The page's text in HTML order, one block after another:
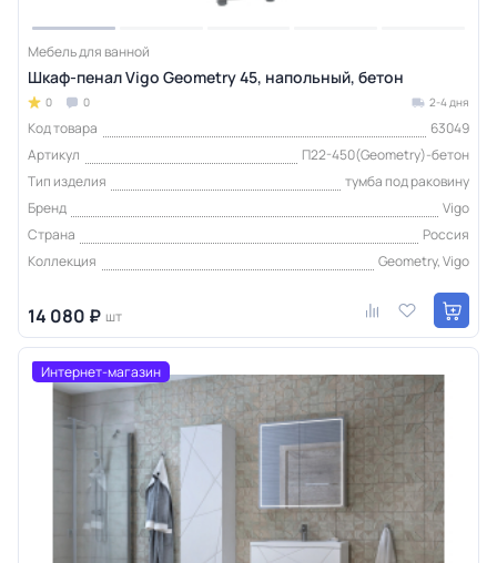
Мебель для ванной
Шкаф-пенал Vigo Geometry 45, напольный, бетон
0 0 2-4 дня
Код товара
63049
Артикул
П22-450(Geometry)-бетон
Тип изделия
тумба под раковину
Бренд
Vigo
Страна
Россия
Коллекция
Geometry, Vigo
14 080 ₽ шт
Интернет-магазин